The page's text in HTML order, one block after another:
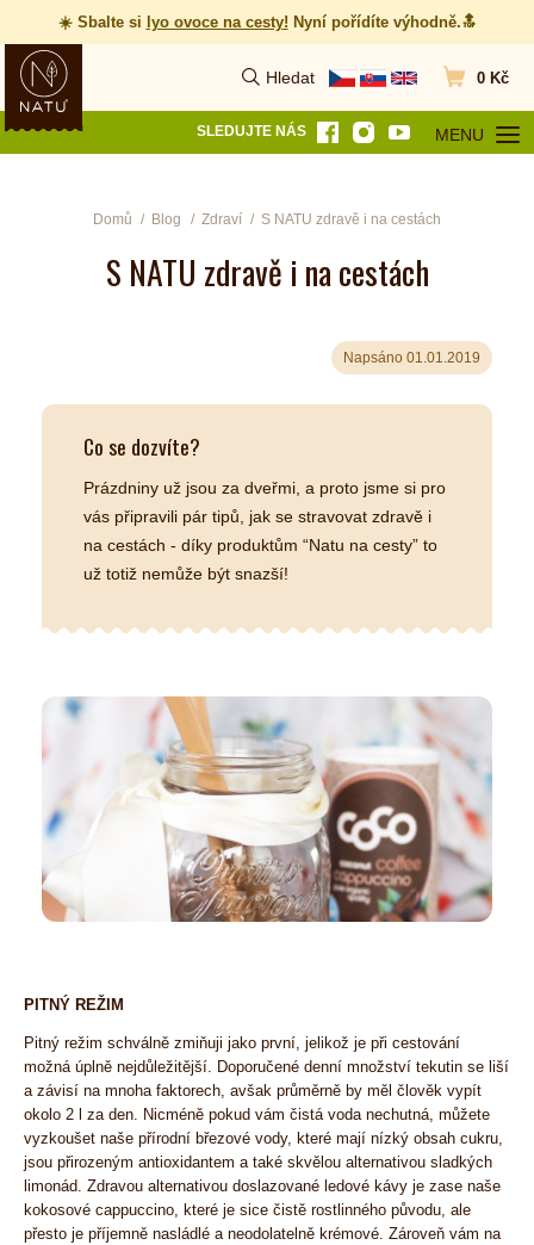
☀️ Sbalte si lyo ovoce na cesty! Nyní pořídíte výhodně.🔝
Hledat
Vyhledat Přejít do
0 Kč
SLEDUJTE NÁS MENU
OTEVŘÍT
Domů Blog Zdraví S NATU zdravě i na cestách
S NATU zdravě i na cestách
Napsáno 01.01.2019
Co se dozvíte?
Prázdniny už jsou za dveřmi, a proto jsme si pro
vás připravili pár tipů, jak se stravovat zdravě i
na cestách - díky produktům “Natu na cesty” to
už totiž nemůže být snazší!
PITNÝ REŽIM
Pitný režim schválně zmiňuji jako první, jelikož je při cestování
možná úplně nejdůležitější. Doporučené denní množství tekutin se liší
a závisí na mnoha faktorech, avšak průměrně by měl člověk vypít
okolo 2 l za den. Nicméně pokud vám čistá voda nechutná, můžete
vyzkoušet naše přírodní březové vody, které mají nízký obsah cukru,
jsou přirozeným antioxidantem a také skvělou alternativou sladkých
limonád. Zdravou alternativou doslazované ledové kávy je zase naše
kokosové cappuccino, které je sice čistě rostlinného původu, ale
přesto je příjemně nasládlé a neodolatelně krémové. Zároveň vám na